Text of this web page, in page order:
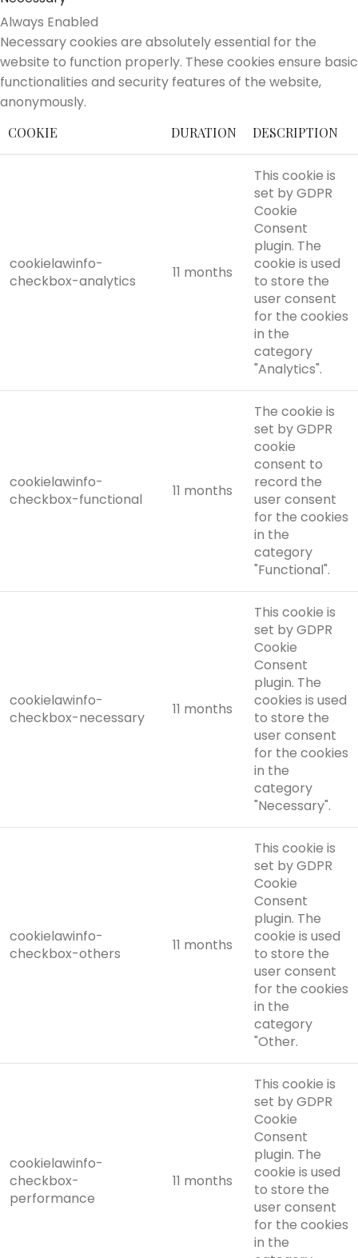
Always Enabled
Necessary cookies are absolutely essential for the
website to function properly. These cookies ensure basic
functionalities and security features of the website,
anonymously.
COOKIE DURATION DESCRIPTION
cookielawinfo-
checkbox-analytics
11 months
This cookie is
set by GDPR
Cookie
Consent
plugin. The
cookie is used
to store the
user consent
for the cookies
in the
category
"Analytics".
cookielawinfo-
checkbox-functional
11 months
The cookie is
set by GDPR
cookie
consent to
record the
user consent
for the cookies
in the
category
"Functional".
cookielawinfo-
checkbox-necessary
11 months
This cookie is
set by GDPR
Cookie
Consent
plugin. The
cookies is used
to store the
user consent
for the cookies
in the
category
"Necessary".
cookielawinfo-
checkbox-others
11 months
This cookie is
set by GDPR
Cookie
Consent
plugin. The
cookie is used
to store the
user consent
for the cookies
in the
category
"Other.
cookielawinfo-
checkbox-
performance
11 months
This cookie is
set by GDPR
Cookie
Consent
plugin. The
cookie is used
to store the
user consent
for the cookies
in the